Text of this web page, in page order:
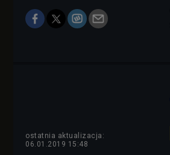
ostatnia aktualizacja:
06.01.2019 15:48